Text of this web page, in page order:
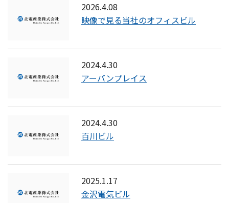
2026.4.08
映像で見る当社のオフィスビル
2024.4.30
アーバンプレイス
2024.4.30
百川ビル
2025.1.17
金沢電気ビル